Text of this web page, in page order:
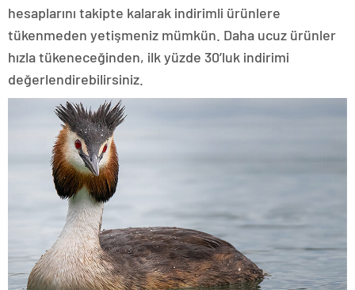
hesaplarını takipte kalarak indirimli ürünlere
tükenmeden yetişmeniz mümkün. Daha ucuz ürünler
hızla tükeneceğinden, ilk yüzde 30’luk indirimi
değerlendirebilirsiniz.